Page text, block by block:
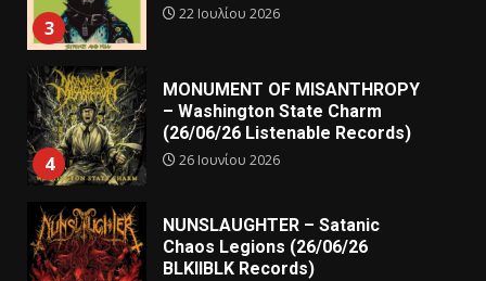
3
22 Ιουλίου 2026
4
MONUMENT OF MISANTHROPY
– Washington State Charm
(26/06/26 Listenable Records)
26 Ιουνίου 2026
NUNSLAUGHTER – Satanic
Chaos Legions (26/06/26
BLKIIBLK Records)